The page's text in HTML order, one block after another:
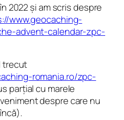
2022 și am scris despre
www.geocaching-
advent-calendar-zpc-
trecut
romania.ro/zpc-
parțial cu marele
despre care nu